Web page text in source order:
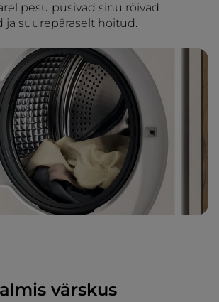
pesu püsivad sinu rõivad
suurepäraselt hoitud.
värskus